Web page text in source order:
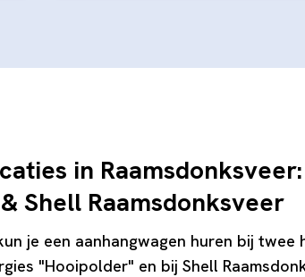
in
Shell Raamsdonksveer
je een aanhangwagen huren bij
"Hooipolder" en bij Shell